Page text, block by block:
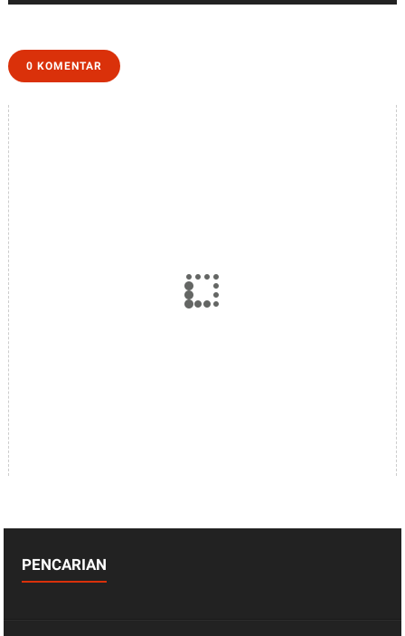
0 KOMENTAR
PENCARIAN